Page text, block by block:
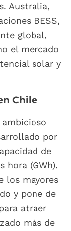
Australia,
BESS,
global,
el mercado
solar y
Chile
por
de
hora (GWh).
los mayores
y pone de
atraer
más de